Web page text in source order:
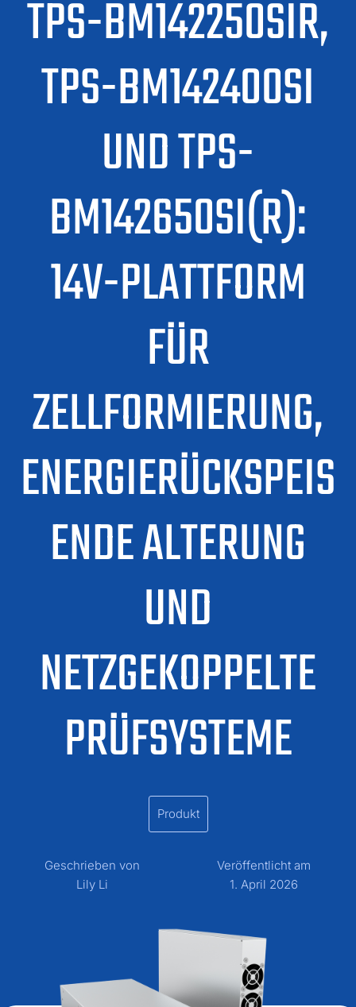
TPS-BM142250SIR,
TPS-BM142400SI
UND TPS-
BM142650SI(R):
14V-PLATTFORM
FÜR
ZELLFORMIERUNG,
ENERGIERÜCKSPEIS
ENDE ALTERUNG
UND
NETZGEKOPPELTE
PRÜFSYSTEME
Produkt
Geschrieben von
Lily Li
Veröffentlicht am
1. April 2026